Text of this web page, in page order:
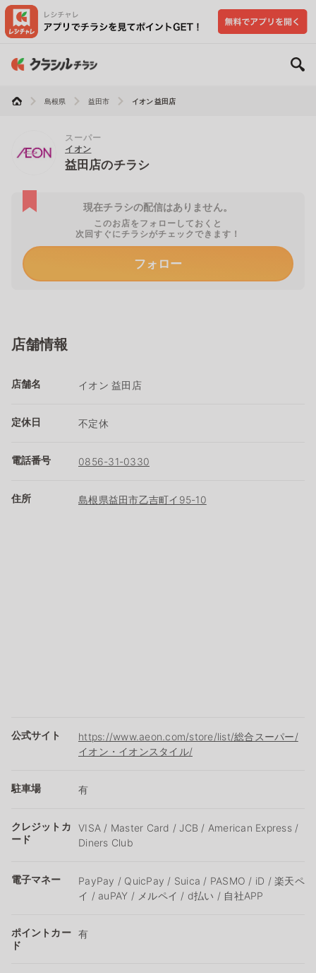
島根県 益田市 イオン 益田店
スーパー
イオン
益田店のチラシ
現在チラシの配信はありません。
このお店をフォローしておくと
次回すぐにチラシがチェックできます！
フォロー
店舗情報
店舗名 イオン 益田店
定休日 不定休
電話番号 0856-31-0330
住所 島根県益田市乙吉町イ95-10
公式サイト
https://www.aeon.com/store/list/総合スーパー/
イオン・イオンスタイル/
駐車場 有
クレジットカ
ード
VISA / Master Card / JCB / American Express /
Diners Club
電子マネー
PayPay / QuicPay / Suica / PASMO / iD / 楽天ペ
イ / auPAY / メルペイ / d払い / 自社APP
ポイントカー
ド
有